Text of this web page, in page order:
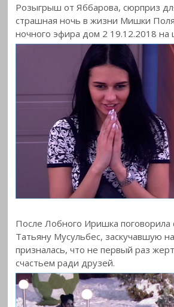
Розыгрыш от Яббарова, сюрприз
страшная ночь в жизни Мишки
ночного эфира дом 2 19.12.2018 на
После Лобного Иришка поговорила
Татьяну Мусульбес, заскучавшую
призналась, что не первый раз
счастьем ради друзей.